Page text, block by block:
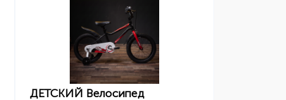
ДЕТСКИЙ Велосипед